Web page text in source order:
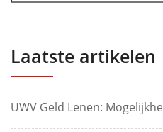
Laatste artikelen
UWV Geld Lenen: